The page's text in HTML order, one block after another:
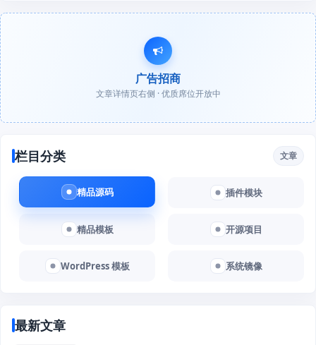
广告招商
文章详情页右侧 · 优质席位开放中
栏目分类 文章
精品源码 插件模块
精品模板 开源项目
WordPress 模板 系统镜像
最新文章